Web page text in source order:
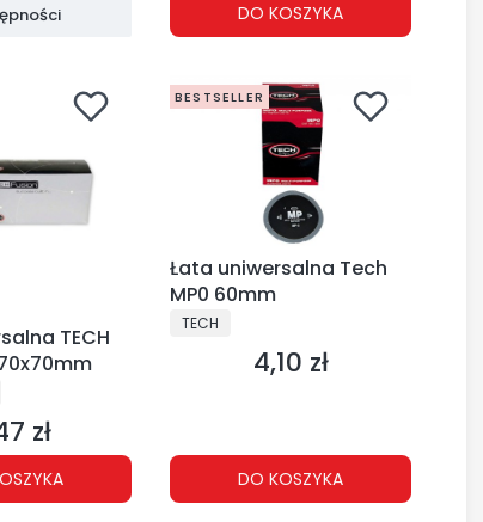
DO KOSZYKA
TECH
zł
BESTSELLER
Łata uniwersalna Tech
MP0 60mm
PRODUCENT
TECH
Cena
4,10 zł
DO KOSZYKA